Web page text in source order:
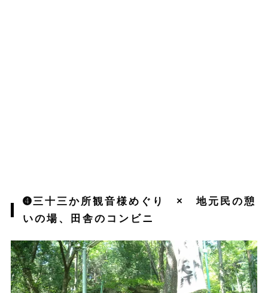
➍三十三か所観音様めぐり × 地元民の憩
いの場、田舎のコンビニ